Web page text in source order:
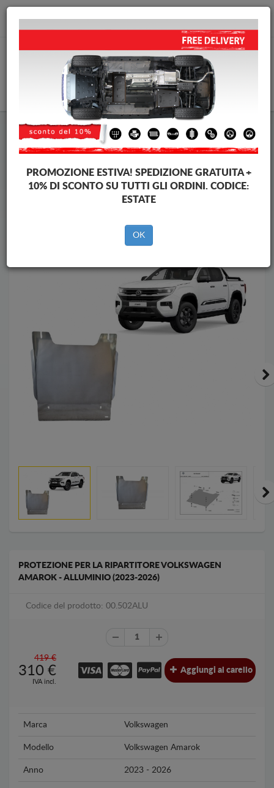
info@piastraparamotore.com
Piastra paramotore di acciaio Volkswagen
Piastra paramotore di acciaio Volkswagen Amarok
Brands
Brands
PROTEZIONE PER LA RIPARTITORE VOLKSWAGEN
AMAROK - ALLUMINIO (2023-2026)
Codice del prodotto: 00.502ALU
419 €
310 €
IVA incl.
Aggiungi al carello
Marca Volkswagen
Modello Volkswagen Amarok
Anno 2023 - 2026
PROMOZIONE ESTIVA! SPEDIZIONE GRATUITA +
10% DI SCONTO SU TUTTI GLI ORDINI. CODICE:
ESTATE
OK